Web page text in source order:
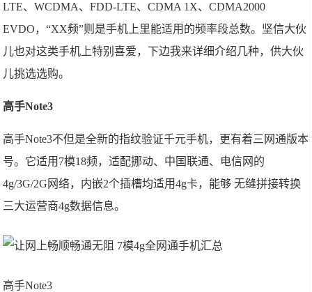
LTE、WCDMA、FDD-LTE、CDMA 1X、CDMA2000
EVDO，“XX频”则是手机上里能适用的频率段总数。坚信大伙
儿也对这类手机上特别喜爱，下边我来详细介绍几种，供大伙
儿挑选选购。
高手Note3
高手Note3不但是全新的指纹验证千元手机，更有着三网通版本
号。它适用7模18频，适配挪动、中国联通、电信网的
4g/3G/2G网络，内嵌2个插槽均适用4g卡，能够 无缝拼接转换
三大运营商4g数据信息。
高手Note3